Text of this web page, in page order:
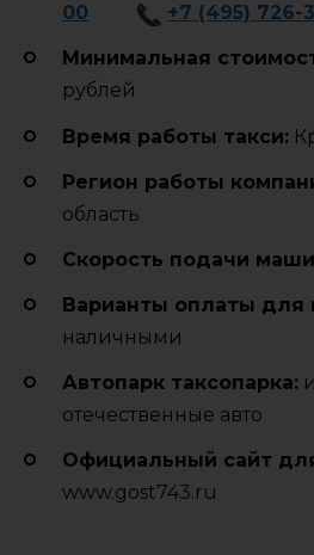
00
+7 (495) 726-
Минимальная
рублей
Время работы такси:
Регион работы
область
Cкорость подачи
Варианты оплаты для
наличными
Автопарк таксопарка:
отечественные авто
Официальный сайт
www.gost743.ru